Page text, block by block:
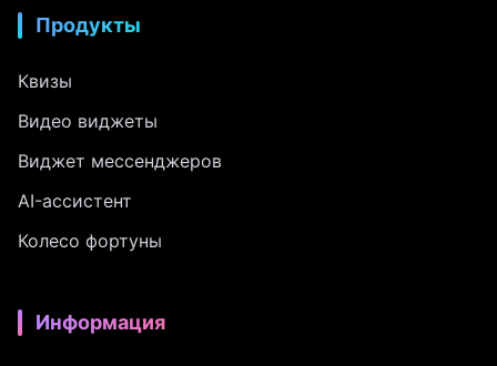
Продукты
Квизы
Видео виджеты
Виджет мессенджеров
AI-ассистент
Колесо фортуны
Информация